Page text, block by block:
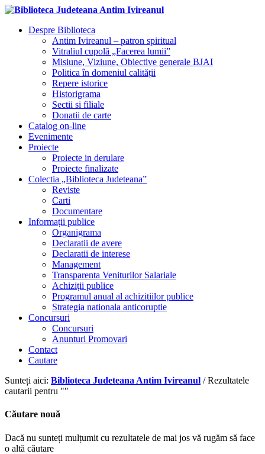
Despre Biblioteca
Antim Ivireanul – patron spiritual
Vitraliul cupolă „Facerea lumii”
Misiune, Viziune, Obiective generale BJAI
Politica în domeniul calității
Repere istorice
Historigrama
Sectii si filiale
Donatii de carte
Catalog on-line
Evenimente
Proiecte
Proiecte in derulare
Proiecte finalizate
Colectia „Biblioteca Judeteana”
Reviste
Carti
Documentare
Informații publice
Organigrama
Declaratii de avere
Declaratii de interese
Management
Transparenta Veniturilor Salariale
Achiziții publice
Programul anual al achizitiilor publice
Strategia nationala anticoruptie
Concursuri
Concursuri
Anunturi Promovari
Contact
Cautare
Sunteți aici: Biblioteca Judeteana Antim Ivireanul / Rezultatele
cautarii pentru ""
Căutare nouă
Dacă nu sunteți mulțumit cu rezultatele de mai jos vă rugăm să face
o altă căutare